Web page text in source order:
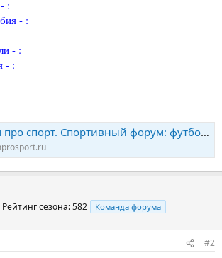
:
- :
- :
- :
Спортивный форум: футбол, хоккей, биатлон, теннис. Конкурс прогнозов
Рейтинг сезона: 582 Команда форума
#2